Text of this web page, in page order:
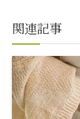
関連記事